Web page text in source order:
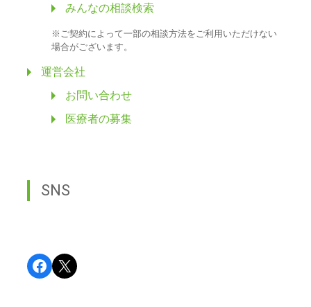
みんなの相談検索
※ご契約によって一部の相談方法をご利用いただけない
場合がございます。
運営会社
お問い合わせ
医療者の募集
SNS
Facebook
X